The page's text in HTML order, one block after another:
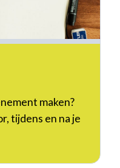
maken?
tijdens en na je